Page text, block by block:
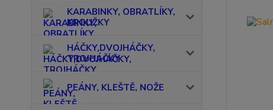
KARABINKY, OBRATLÍKY,
KROUŽKY
HÁČKY,DVOJHÁČKY,
TROJHÁČKY
PEÁNY, KLEŠTĚ, NOŽE